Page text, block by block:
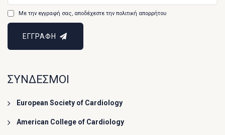
Με την εγγραφή σας, αποδέχεστε την πολιτική απορρήτου
ΕΓΓΡΑΦΗ
ΣΥΝΔΕΣΜΟΙ
European Society of Cardiology
American College of Cardiology